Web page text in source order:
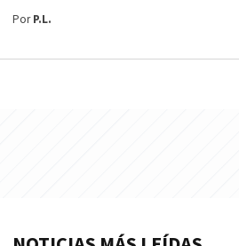
PorP.L.